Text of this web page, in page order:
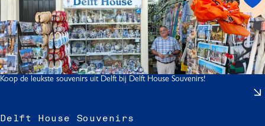
Delft House Souvenirs
o
t
s
p
o
t
Koop de leukste souvenirs uit Delft bij Delft House Souvenirs!